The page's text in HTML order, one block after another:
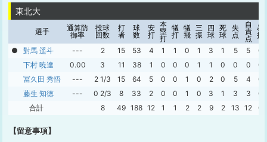
東北大
選手
通算防
御率
投球
回数
打
者
球
数
安
打
本
塁
打
犠
打
犠
飛
三
振
四
球
死
球
失
点
自
責
点
暴
投
●
對馬 遥斗 --- 2 15 53 4 1 1 0 1 3 1 5 5
0
下村 暁達
0.00 3 11 38 1 0 0 0 1 1 0 0 0
0
冨久田 秀悟
--- 2 1/3 15 64 5 0 0 1 0 2 0 5 4
0
藤生 知徳
--- 0 2/3 8 33 2 0 0 1 0 3 1 3 3
0
合計
8 49 188 12 1 1 2 2 9 2 13 12 0
【留意事項】